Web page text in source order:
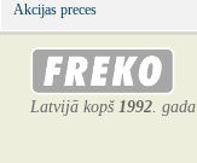
Akcijas preces
Latvijā kopš 1992. gada